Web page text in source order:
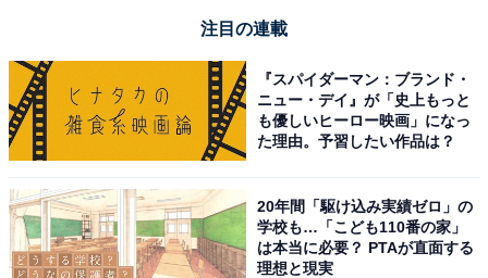
注目の連載
『スパイダーマン：ブランド・
ニュー・デイ』が「史上もっと
も優しいヒーロー映画」になっ
た理由。予習したい作品は？
20年間「駆け込み実績ゼロ」の
学校も…「こども110番の家」
は本当に必要？ PTAが直面する
理想と現実